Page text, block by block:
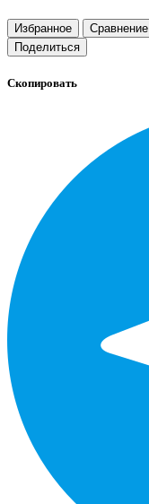
Избранное
Сравнение
Поделиться
Скопировать